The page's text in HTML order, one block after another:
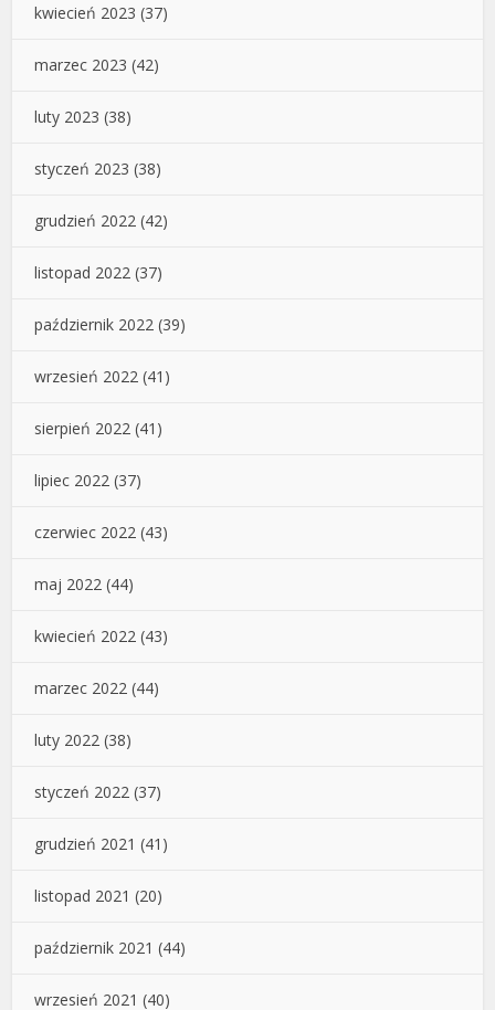
kwiecień 2023 (37)
marzec 2023 (42)
luty 2023 (38)
styczeń 2023 (38)
grudzień 2022 (42)
listopad 2022 (37)
październik 2022 (39)
wrzesień 2022 (41)
sierpień 2022 (41)
lipiec 2022 (37)
czerwiec 2022 (43)
maj 2022 (44)
kwiecień 2022 (43)
marzec 2022 (44)
luty 2022 (38)
styczeń 2022 (37)
grudzień 2021 (41)
listopad 2021 (20)
październik 2021 (44)
wrzesień 2021 (40)